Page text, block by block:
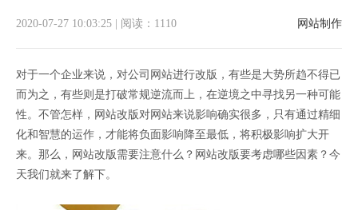
网站制作
2020-07-27 10:03:25 阅读：1110
对于一个企业来说，对公司网站进行改版，有些是大势所趋不得已
而为之，有些则是打破常规逆流而上，在逆境之中寻找另一种可能
性。不管怎样，网站改版对网站来说影响确实很多，只有通过精细
化和智慧的运作，才能将负面影响降至最低，将积极影响扩大开
来。那么，网站改版需要注意什么？网站改版要考虑哪些因素？今
天我们就来了解下。